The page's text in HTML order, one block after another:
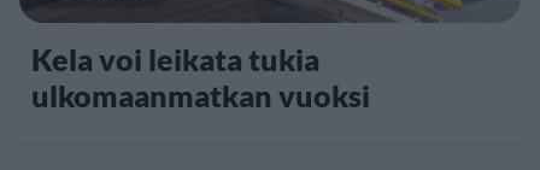
Kela voi leikata tukia
ulkomaanmatkan vuoksi